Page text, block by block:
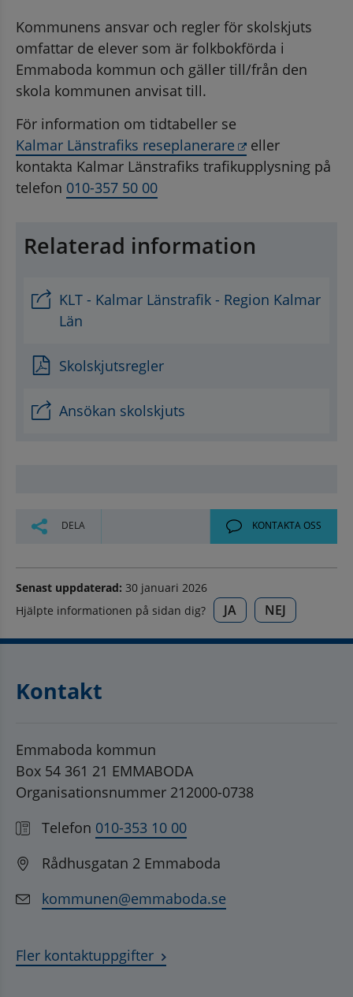
Kommunens ansvar och regler för skolskjuts
omfattar de elever som är folkbokförda i
Emmaboda kommun och gäller till/från den
skola kommunen anvisat till.
Kalmar Länstrafiks reseplanerare
Länk till annan
eller
kontakta Kalmar Länstrafiks trafikupplysning på
telefon 010-357 50 00
Relaterad information
KLT - Kalmar Länstrafik - Region Kalmar
Län
Skolskjutsregler
Ansökan skolskjuts
DELA KONTAKTA OSS
Senast uppdaterad: 30 januari 2026
Hjälpte informationen på sidan dig?
JA NEJ
webbplats, öppnas i nytt fönster.
Kontakt
Emmaboda kommun
Box 54 361 21 EMMABODA
Organisationsnummer 212000-0738
Telefon 010-353 10 00
Rådhusgatan 2 Emmaboda
kommunen@emmaboda.se
Fler kontaktuppgifter